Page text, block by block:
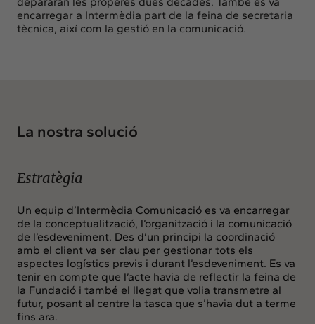
encarregar a Intermèdia part de la feina de secretaria
tècnica, així com la gestió en la comunicació.
La nostra solució
Estratègia
Un equip d’Intermèdia Comunicació es va encarregar
de la conceptualització, l’organització i la comunicació
de l’esdeveniment. Des d’un principi la coordinació
amb el client va ser clau per gestionar tots els
aspectes logístics previs i durant l’esdeveniment. Es va
tenir en compte que l’acte havia de reflectir la feina de
la Fundació i també el llegat que volia transmetre al
futur, posant al centre la tasca que s’havia dut a terme
fins ara.